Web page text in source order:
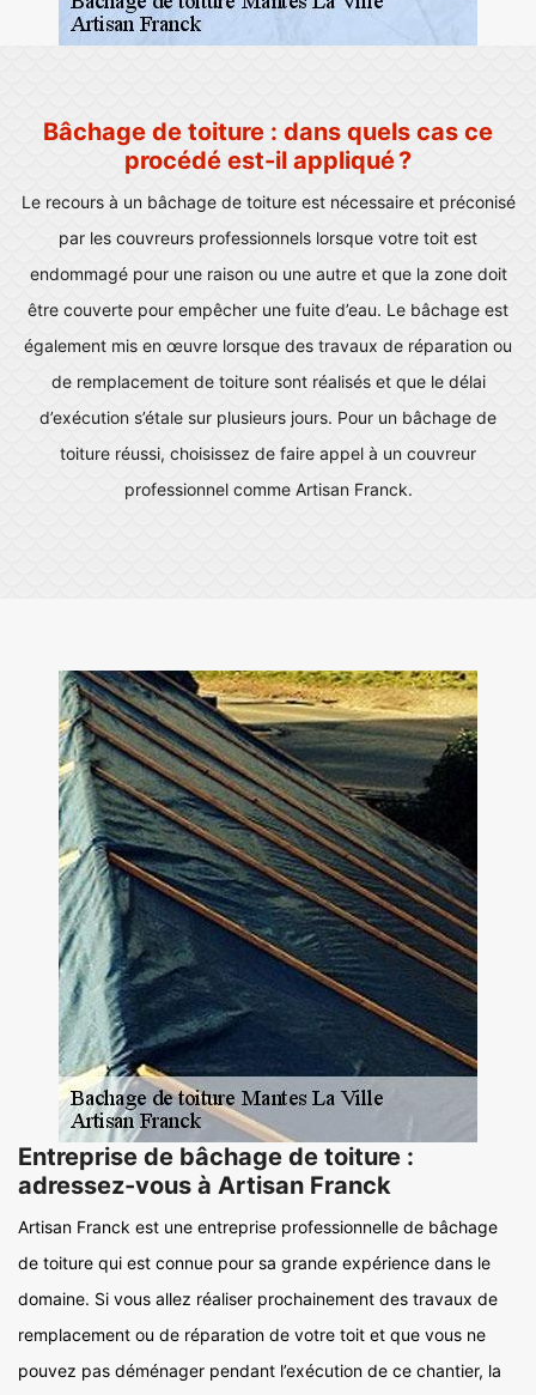
Bâchage de toiture : dans quels cas ce
procédé est-il appliqué ?
Le recours à un bâchage de toiture est nécessaire et préconisé
par les couvreurs professionnels lorsque votre toit est
endommagé pour une raison ou une autre et que la zone doit
être couverte pour empêcher une fuite d’eau. Le bâchage est
également mis en œuvre lorsque des travaux de réparation ou
de remplacement de toiture sont réalisés et que le délai
d’exécution s’étale sur plusieurs jours. Pour un bâchage de
toiture réussi, choisissez de faire appel à un couvreur
professionnel comme Artisan Franck.
Entreprise de bâchage de toiture :
adressez-vous à Artisan Franck
Artisan Franck est une entreprise professionnelle de bâchage
de toiture qui est connue pour sa grande expérience dans le
domaine. Si vous allez réaliser prochainement des travaux de
remplacement ou de réparation de votre toit et que vous ne
pouvez pas déménager pendant l’exécution de ce chantier, la